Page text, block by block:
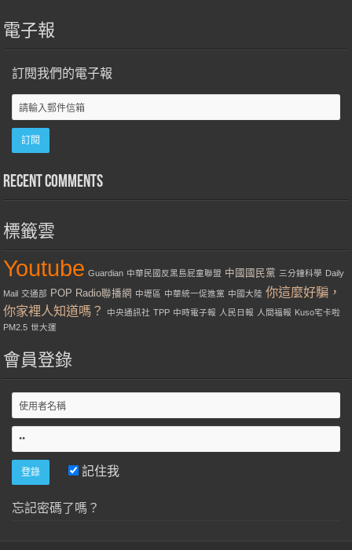
電子報
訂閱我們的電子報
Recent Comments
標籤雲
Youtube Guardian 中華民國反黑島屁童聯盟 中國國民黨 三分鐘科學 Daily
Mail 交通部 POP Radio聯播網 中壢區 中華統一促進黨 中國大陸 你這麼好騙，
你家裡人知道嗎？
中央通訊社 TPP 中時電子報 人民日報 人間福報 Kuso宅卡啦
PM2.5 世大運
會員登錄
記住我
忘記密碼了嗎？